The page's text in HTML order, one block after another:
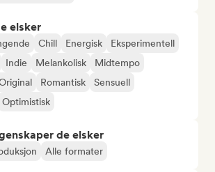
elsker
Chill Energisk
Eksperimentell
Indie Melankolisk
Midtempo
Romantisk
Sensuell
Optimistisk
de elsker
Alle formater